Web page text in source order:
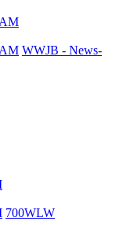
WWJB - News-
700WLW